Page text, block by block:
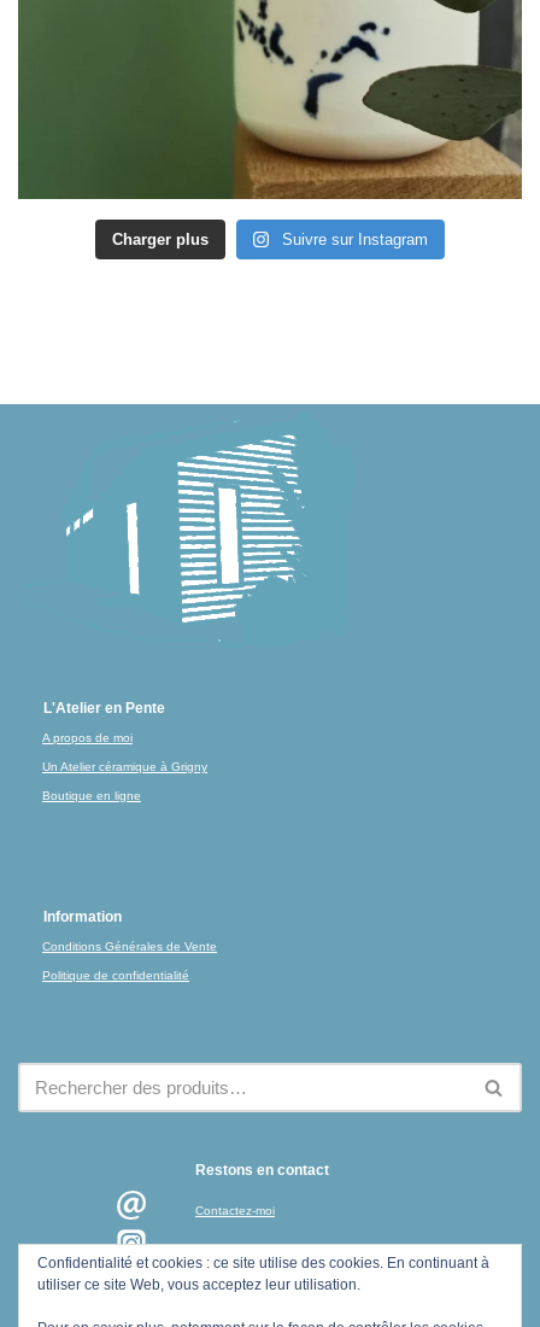
Charger plus Suivre sur Instagram
L'Atelier en Pente
A propos de moi
Un Atelier céramique à Grigny
Boutique en ligne
Information
Conditions Générales de Vente
Politique de confidentialité
Restons en contact
Contactez-moi
Newsletter
Confidentialité et cookies : ce site utilise des cookies. En continuant à
utiliser ce site Web, vous acceptez leur utilisation.